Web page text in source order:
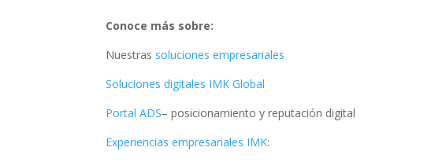
Conoce más sobre:
Nuestras soluciones empresariales
Soluciones digitales IMK Global
Portal ADS– posicionamiento y reputación digital
Experiencias empresariales IMK: